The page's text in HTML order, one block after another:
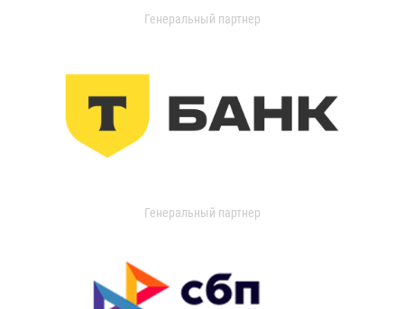
Генеральный партнер
Генеральный партнер